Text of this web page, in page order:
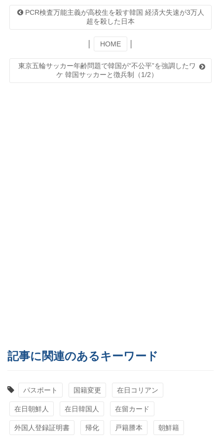
PCR検査万能主義が高校生を殺す韓国 経済大失速が3万人
超を殺した日本
HOME
東京五輪サッカー年齢問題で韓国が“不公平”を強調したワ
ケ 韓国サッカーと徴兵制（1/2）
記事に関連のあるキーワード
パスポート 国籍変更 在日コリアン
在日朝鮮人 在日韓国人 在留カード
外国人登録証明書 帰化 戸籍謄本 朝鮮籍